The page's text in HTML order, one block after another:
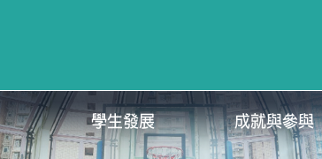
學生發展 成就與參與